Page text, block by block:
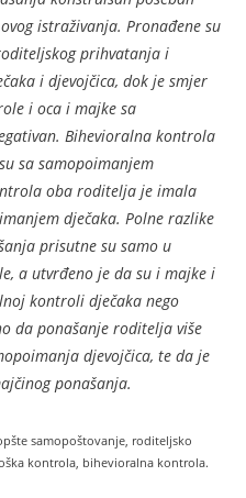
istraživanja. Pronađene su
prihvatanja i
i djevojčica, dok je smjer
i oca i majke sa
Bihevioralna kontrola
sa samopoimanjem
oba roditelja je imala
dječaka. Polne razlike
prisutne su samo u
a utvrđeno je da su i majke i
kontroli dječaka nego
da ponašanje roditelja više
djevojčica, te da je
ponašanja.
samopoštovanje, roditeljsko
kontrola, bihevioralna kontrola.